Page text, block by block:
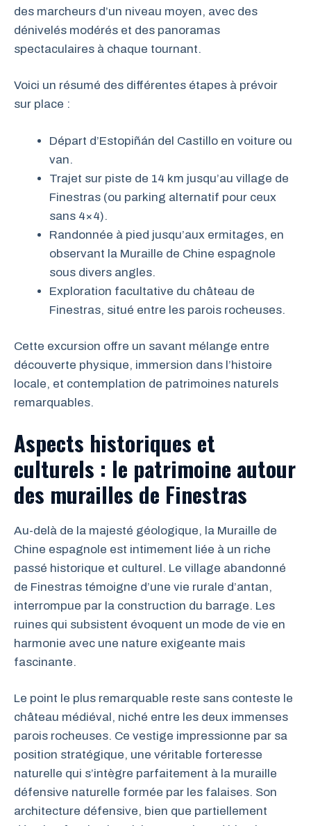
des marcheurs d’un niveau moyen, avec des
dénivelés modérés et des panoramas
spectaculaires à chaque tournant.
Voici un résumé des différentes étapes à prévoir
sur place :
Départ d’Estopiñán del Castillo en voiture ou
van.
Trajet sur piste de 14 km jusqu’au village de
Finestras (ou parking alternatif pour ceux
sans 4×4).
Randonnée à pied jusqu’aux ermitages, en
observant la Muraille de Chine espagnole
sous divers angles.
Exploration facultative du château de
Finestras, situé entre les parois rocheuses.
Cette excursion offre un savant mélange entre
découverte physique, immersion dans l’histoire
locale, et contemplation de patrimoines naturels
remarquables.
Aspects historiques et
culturels : le patrimoine autour
des murailles de Finestras
Au-delà de la majesté géologique, la Muraille de
Chine espagnole est intimement liée à un riche
passé historique et culturel. Le village abandonné
de Finestras témoigne d’une vie rurale d’antan,
interrompue par la construction du barrage. Les
ruines qui subsistent évoquent un mode de vie en
harmonie avec une nature exigeante mais
fascinante.
Le point le plus remarquable reste sans conteste le
château médiéval, niché entre les deux immenses
parois rocheuses. Ce vestige impressionne par sa
position stratégique, une véritable forteresse
naturelle qui s’intègre parfaitement à la muraille
défensive naturelle formée par les falaises. Son
architecture défensive, bien que partiellement